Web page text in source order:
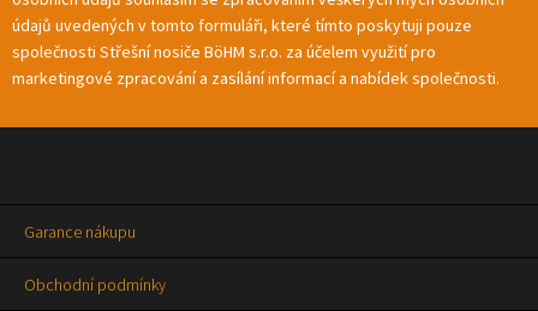
údajů uvedených v tomto formuláři, které tímto poskytuji pouze
společnosti Střešní nosiče BöHM s.r.o. za účelem využití pro
marketingové zpracování a zasílání informací a nabídek společnosti.
Garance nákupu
Obchodní podmínky